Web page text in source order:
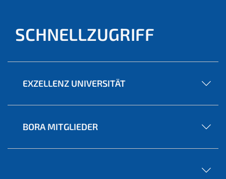
SCHNELLZUGRIFF
EXZELLENZ UNIVERSITÄT
BORA MITGLIEDER